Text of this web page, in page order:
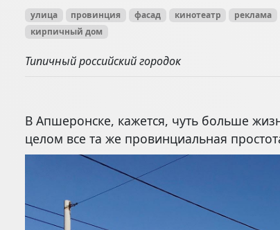
улица провинция фасад кинотеатр реклама
кирпичный дом
Типичный российский городок
В Апшеронске, кажется, чуть больше
целом все та же провинциальная